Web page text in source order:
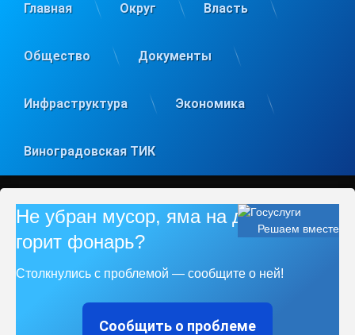
Главная Округ Власть
Общество Документы
Инфраструктура Экономика
Виноградовская ТИК
Решаем вместе
Не убран мусор, яма на дороге, не
горит фонарь?
Столкнулись с проблемой — сообщите о ней!
Сообщить о проблеме